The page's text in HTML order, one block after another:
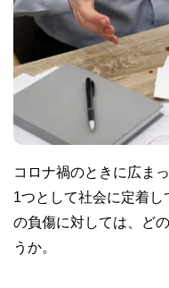
コロナ禍のときに広ま
1つとして社会に定着
の負傷に対しては、ど
うか。